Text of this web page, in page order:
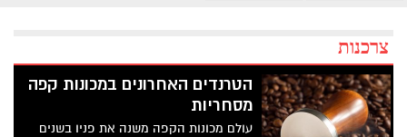
צרכנות
הטרנדים האחרונים במכונות קפה
מסחריות
עולם מכונות הקפה משנה את פניו בשנים